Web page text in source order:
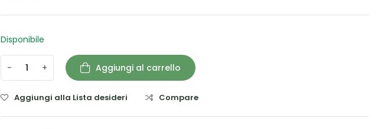
Disponibile
- + Aggiungi al carrello
Aggiungi alla Lista desideri Compare